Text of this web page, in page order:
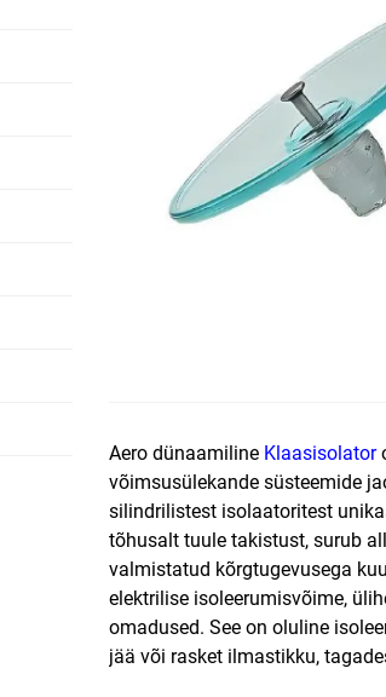
Aero dünaamiline Klaasisolator
võimsusülekande süsteemide
silindrilistest isolaatoritest
tõhusalt tuule takistust, surub
valmistatud kõrgtugevusega
elektrilise isoleerumisvõime,
omadused. See on oluline
jää või rasket ilmastikku,